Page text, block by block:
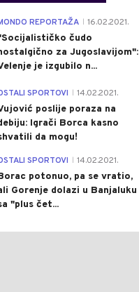
| Pre 2 h
DUGE KOLONE
KOD PRIJEDORSKE
REPORTAŽA 16.02.2021.
čudo
za Jugoslavijom":
je izgubilo n...
SPORTOVI 14.02.2021.
poslije poraza na
Igrači Borca kasno
da mogu!
SPORTOVI 14.02.2021.
potonuo, pa se vratio,
Gorenje dolazi u Banjaluku
"plus čet...